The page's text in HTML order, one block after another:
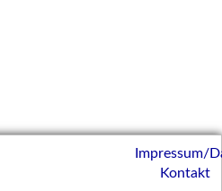
Impressum/
Kontakt